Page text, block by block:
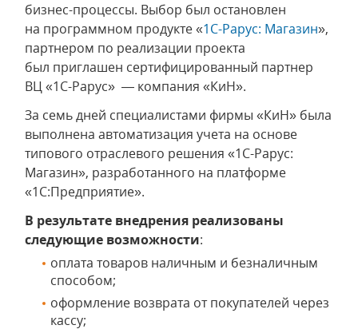
бизнес-процессы. Выбор был остановлен
на программном продукте «1С-Рарус: Магазин»,
партнером по реализации проекта
был приглашен сертифицированный партнер
ВЦ «1С-Рарус» — компания «КиН».
За семь дней специалистами фирмы «КиН» была
выполнена автоматизация учета на основе
типового отраслевого решения «1С-Рарус:
Магазин», разработанного на платформе
«1С:Предприятие».
В результате внедрения реализованы
следующие возможности:
оплата товаров наличным и безналичным
способом;
оформление возврата от покупателей через
кассу;